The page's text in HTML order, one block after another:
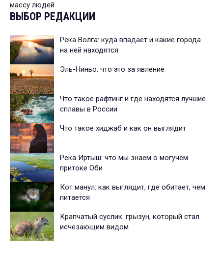
массу людей
ВЫБОР РЕДАКЦИИ
Река Волга: куда впадает и какие города
на ней находятся
Эль-Ниньо: что это за явление
Что такое рафтинг и где находятся лучшие
сплавы в России
Что такое хиджаб и как он выглядит
Река Иртыш: что мы знаем о могучем
притоке Оби
Кот манул: как выглядит, где обитает, чем
питается
Крапчатый суслик: грызун, который стал
исчезающим видом